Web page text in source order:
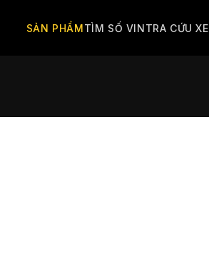
SẢN PHẨMTÌM SỐ VINTRA CỨU XE